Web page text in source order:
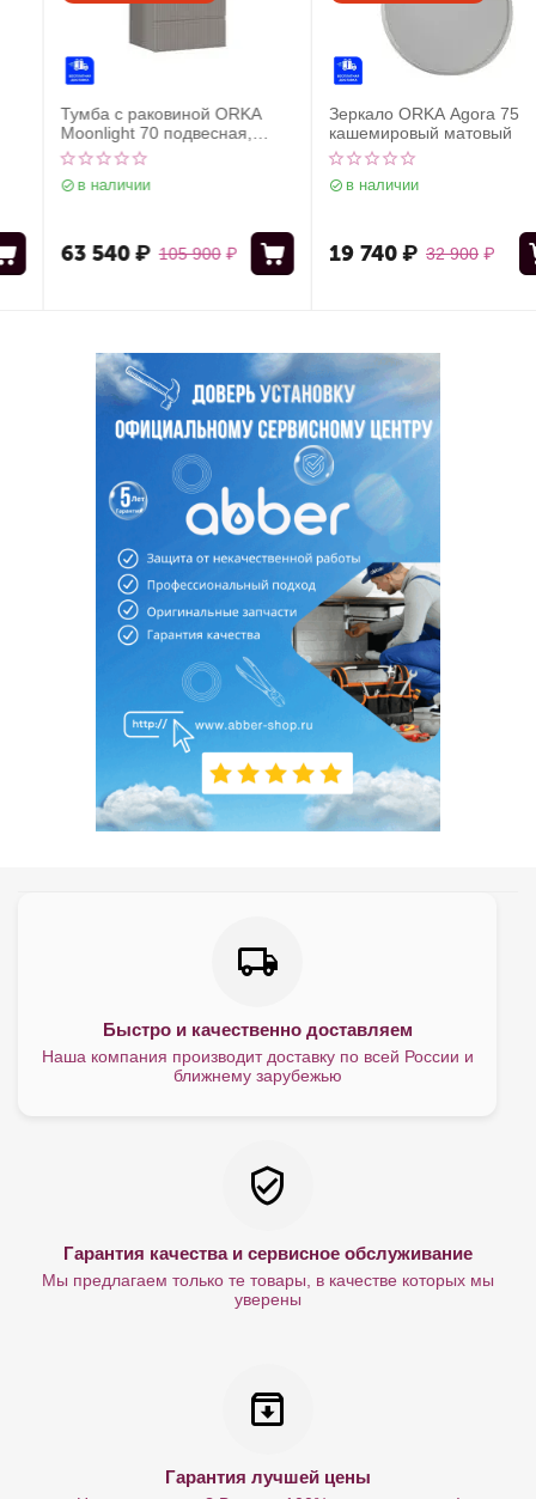
Тумба с раковиной ORKA
Moonlight 70 подвесная,
бежевый матовый
в наличии
105 900 ₽
63 540 ₽
Зеркало ORKA Agora 75
кашемировый матовый
в наличии
32 900 ₽
19 740 ₽
Быстро и качественно доставляем
Наша компания производит доставку по всей России и
ближнему зарубежью
Гарантия качества и сервисное обслуживание
Мы предлагаем только те товары, в качестве которых мы
уверены
Гарантия лучшей цены